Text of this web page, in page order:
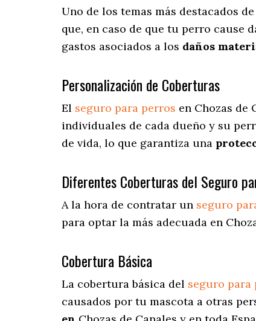
Uno de los temas más destacados
que, en caso de que tu perro cause
gastos asociados a los daños
Personalización de Coberturas
El seguro para perros en Chozas de
individuales de cada dueño y su
de vida, lo que garantiza una
Diferentes Coberturas del Seguro
A la hora de contratar un seguro
para optar la más adecuada en
Cobertura Básica
La cobertura básica del seguro para
causados por tu mascota a otras